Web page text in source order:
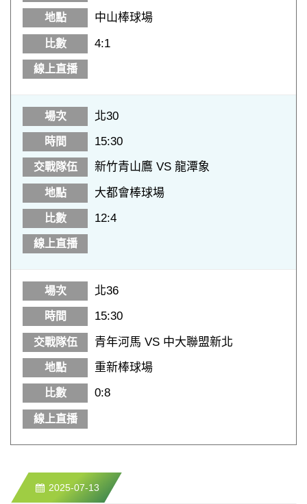
中山棒球場
4:1
北30
15:30
新竹青山鷹 VS 龍潭象
大都會棒球場
12:4
北36
15:30
青年河馬 VS 中大聯盟新北
重新棒球場
0:8
2025-07-13